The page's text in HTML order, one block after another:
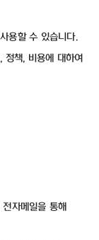
용할 수 있습니다.
정책, 비용에 대하여
자메일을 통해